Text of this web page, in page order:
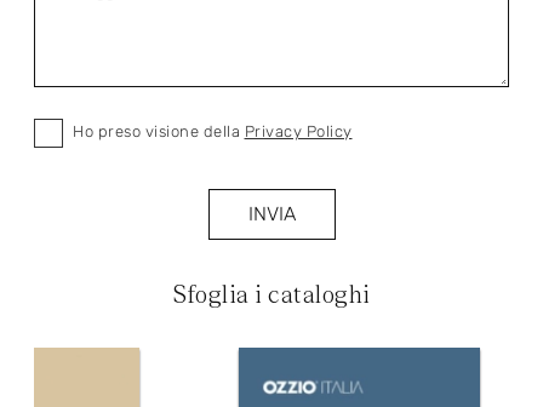
Sfoglia i cataloghi
Ho preso visione della Privacy Policy
INVIA